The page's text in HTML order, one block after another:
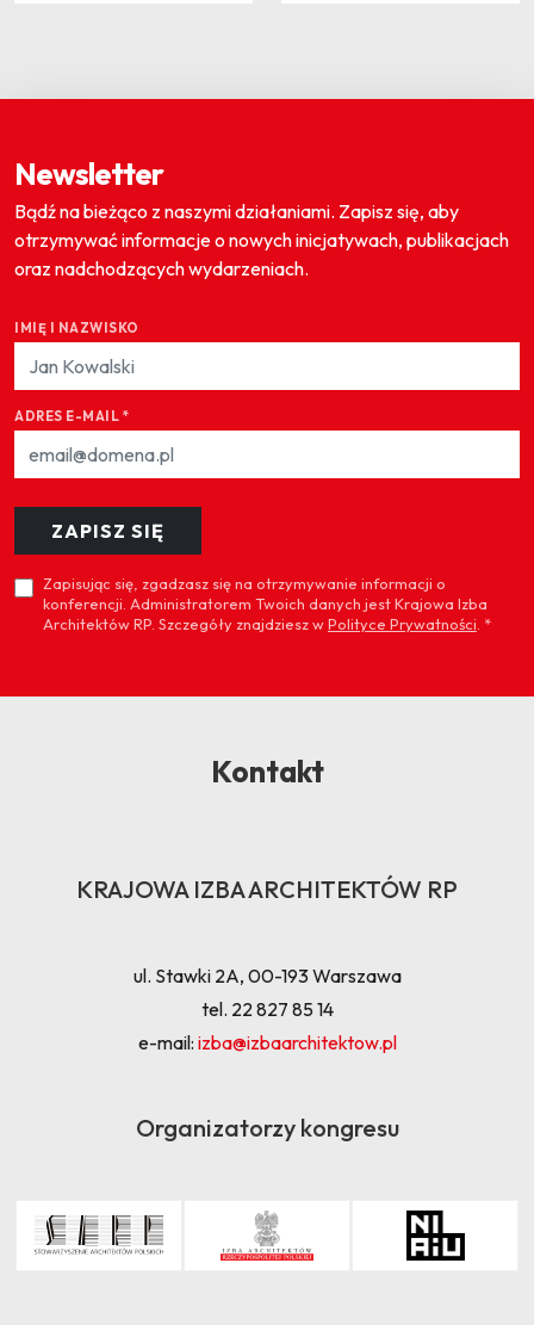
Newsletter
Bądź na bieżąco z naszymi działaniami. Zapisz się, aby
otrzymywać informacje o nowych inicjatywach, publikacjach
oraz nadchodzących wydarzeniach.
IMIĘ I NAZWISKO
ADRES E-MAIL *
ZAPISZ SIĘ
Zapisując się, zgadzasz się na otrzymywanie informacji o
konferencji. Administratorem Twoich danych jest Krajowa Izba
Architektów RP. Szczegóły znajdziesz wPolityce Prywatności *
Kontakt
KRAJOWA IZBA ARCHITEKTÓW RP
ul. Stawki 2A, 00-193 Warszawa
tel. 22 827 85 14
e-mail: izba@izbaarchitektow.pl
Organizatorzy kongresu